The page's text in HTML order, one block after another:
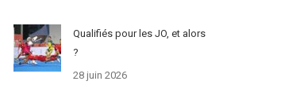
Qualifiés pour les JO, et alors
?
28 juin 2026